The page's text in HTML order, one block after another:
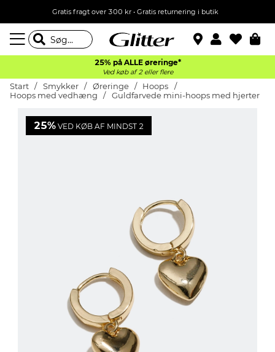
Gratis fragt over 300 kr • Gratis returnering i butik
25% på ALLE øreringe*
Ved køb af 2 eller flere
Start Smykker Øreringe
Hoops
Hoops med vedhæng
Guldfarvede mini-hoops med hjerter
25% VED KØB AF MINDST 2